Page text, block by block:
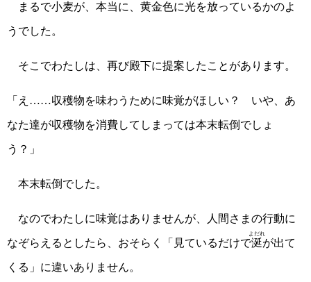
まるで小麦が、本当に、黄金色に光を放っているかのよ
うでした。
そこでわたしは、再び殿下に提案したことがあります。
「え……収穫物を味わうために味覚がほしい？ いや、あ
なた達が収穫物を消費してしまっては本末転倒でしょ
う？」
本末転倒でした。
なのでわたしに味覚はありませんが、人間さまの行動に
なぞらえるとしたら、おそらく「見ているだけで涎
よだれ
が出て
くる」に違いありません。